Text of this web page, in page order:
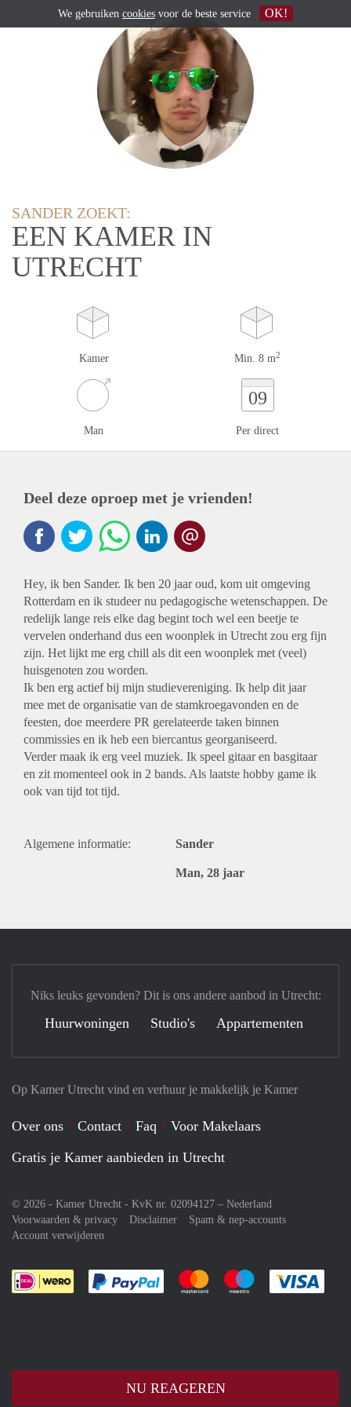
SANDER ZOEKT:
EEN KAMER IN
UTRECHT
Kamer Min. 8 m2
Man
09
Per direct
Deel deze oproep met je vrienden!
Hey, ik ben Sander. Ik ben 20 jaar oud, kom uit omgeving
Rotterdam en ik studeer nu pedagogische wetenschappen. De
redelijk lange reis elke dag begint toch wel een beetje te
vervelen onderhand dus een woonplek in Utrecht zou erg fijn
zijn. Het lijkt me erg chill als dit een woonplek met (veel)
huisgenoten zou worden.
Ik ben erg actief bij mijn studievereniging. Ik help dit jaar
mee met de organisatie van de stamkroegavonden en de
feesten, doe meerdere PR gerelateerde taken binnen
commissies en ik heb een biercantus georganiseerd.
Verder maak ik erg veel muziek. Ik speel gitaar en basgitaar
en zit momenteel ook in 2 bands. Als laatste hobby game ik
ook van tijd tot tijd.
Algemene informatie: Sander
Man, 28 jaar
NU REAGEREN
Op Kamer Utrecht vind en verhuur je makkelijk je Kamer
Over ons Contact Faq
Voor Makelaars
Gratis je Kamer aanbieden in Utrecht
© 2026 - Kamer Utrecht - KvK nr. 02094127 – Nederland
Voorwaarden & privacy
Disclaimer
Spam & nep-accounts
Account verwijderen
Je rekent gemakkelijk af met Paypal
Je rekent gemakkelijk af met
Je rekent
Niks leuks gevonden? Dit is ons andere aanbod in Utrecht:
Huurwoningen Studio's Appartementen
We gebruiken cookies voor de beste service OK!